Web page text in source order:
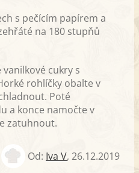
s pečícím papírem a
na 180 stupňů
cukry s
rohlíčky obalte v
Poté
a konce namočte v
zatuhnout.
Od: Iva V, 26.12.2019